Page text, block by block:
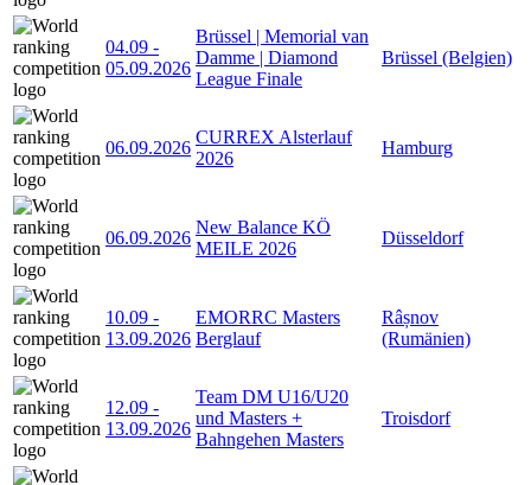
04.09 -
05.09.2026
Brüssel | Memorial van
Damme | Diamond
League Finale
Brüssel (Belgien)
06.09.2026
CURREX Alsterlauf
2026
Hamburg
06.09.2026
New Balance KÖ
MEILE 2026
Düsseldorf
10.09 -
13.09.2026
EMORRC Masters
Berglauf
Râșnov
(Rumänien)
12.09 -
13.09.2026
Team DM U16/U20
und Masters +
Bahngehen Masters
Troisdorf